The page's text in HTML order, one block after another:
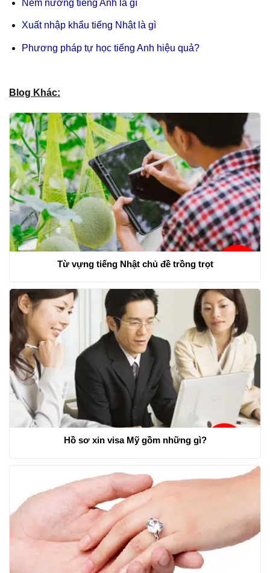
Nem nướng tiếng Anh là gì
Xuất nhập khẩu tiếng Nhật là gì
Phương pháp tự học tiếng Anh hiệu quả?
Blog Khác:
Từ vựng tiếng Nhật chủ đề trồng trọt
Hồ sơ xin visa Mỹ gồm những gì?